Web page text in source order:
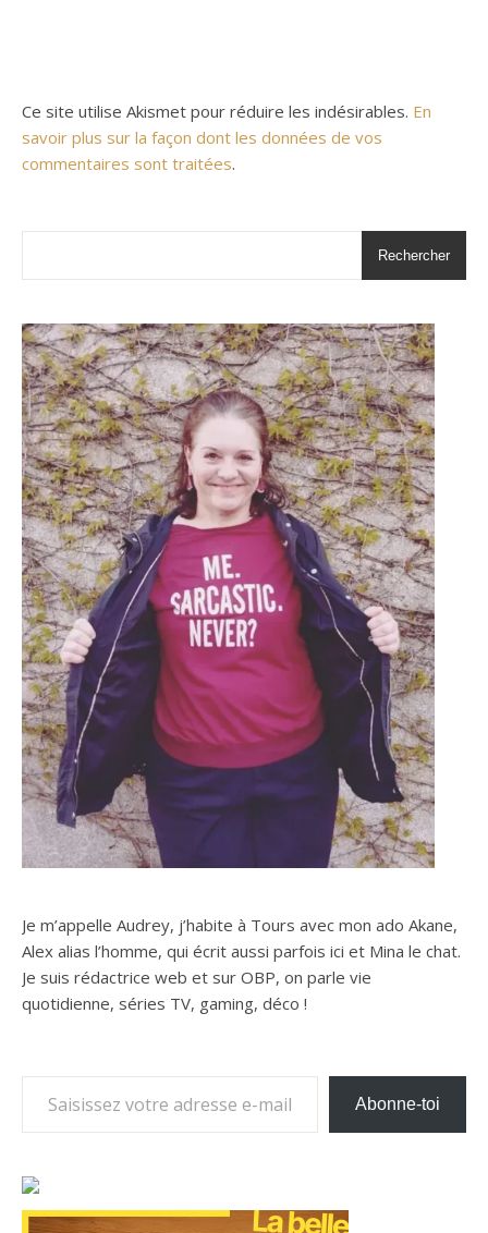
Ce site utilise Akismet pour réduire les indésirables. En
savoir plus sur la façon dont les données de vos
commentaires sont traitées.
Rechercher
Je m’appelle Audrey, j’habite à Tours avec mon ado Akane,
Alex alias l’homme, qui écrit aussi parfois ici et Mina le chat.
Je suis rédactrice web et sur OBP, on parle vie
quotidienne, séries TV, gaming, déco !
Abonne-toi